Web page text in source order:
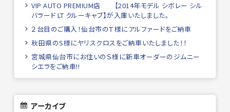
VIP AUTO PREMIUM店 【2014年モデル シボレー シル
バラード LT クルーキャブ】が入庫いたしました。
２台目のご購入！仙台市のＴ様にアルファードをご納車
秋田県のS様にヤリスクロスをご納車いたしました！！
宮城県仙台市にお住いのＳ様に新車オーダーのジムニー
シエラをご納車!!
アーカイブ